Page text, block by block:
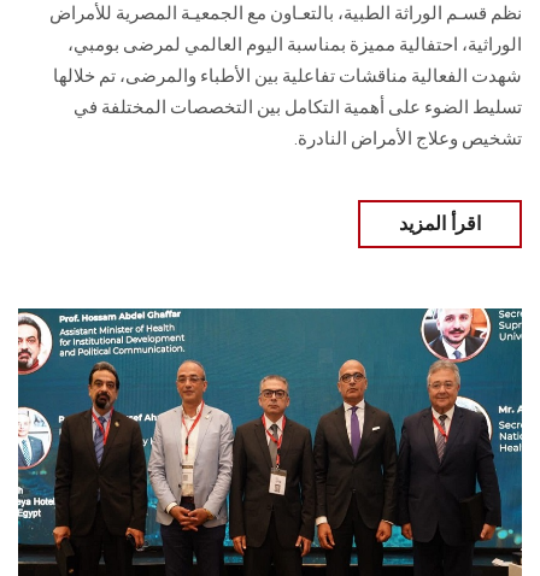
نظم قسـم الوراثة الطبية، بالتعـاون مع الجمعيـة المصرية للأمراض
الوراثية، احتفالية مميزة بمناسبة اليوم العالمي لمرضى بومبي،
شهدت الفعالية مناقشات تفاعلية بين الأطباء والمرضى، تم خلالها
تسليط الضوء على أهمية التكامل بين التخصصات المختلفة في
تشخيص وعلاج الأمراض النادرة.
اقرأ المزيد